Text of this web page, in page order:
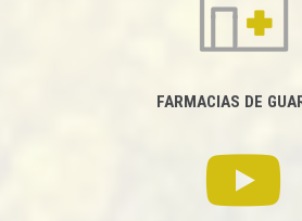
FARMACIAS DE